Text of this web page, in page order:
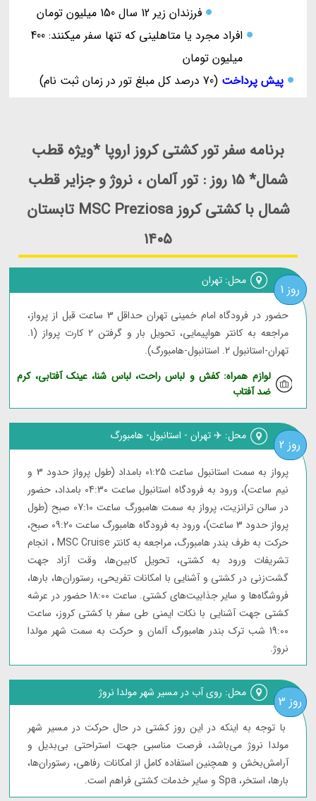
فرزندان زیر 12 سال 150 میلیون تومان
افراد مجرد یا متاهلینی که تنها سفر میکنند: 400
میلیون تومان
پیش پرداخت (70 درصد کل مبلغ تور در زمان ثبت نام)
برنامه سفر تور کشتی کروز اروپا *ویژه قطب
شمال* 15 روز : تور آلمان ، نروژ و جزایر قطب
شمال با کشتی کروز MSC Preziosa تابستان
۱۴۰۵
روز 1
محل: تهران
حضور در فرودگاه امام خمینی تهران حداقل 3 ساعت قبل از پرواز،
مراجعه به کانتر هواپیمایی، تحویل بار و گرفتن 2 کارت پرواز (1.
تهران-استانبول 2. استانبول-هامبورگ).
لوازم همراه: کفش و لباس راحت، لباس شنا، عینک آفتابی، کرم
ضد آفتاب
روز 2
محل: ✈️ تهران - استانبول- هامبورگ
پرواز به سمت استانبول ساعت 01:25 بامداد (طول پرواز حدود 3 و
نیم ساعت)، ورود به فرودگاه استانبول ساعت 04:30 بامداد، حضور
در سالن ترانزیت، پرواز به سمت هامبورگ ساعت 07:10 صبح (طول
پرواز حدود 3 ساعت)، ورود به فرودگاه هامبورگ ساعت 09:20 صبح،
حرکت به طرف بندر هامبورگ، مراجعه به کانتر MSC Cruise ، انجام
تشریفات ورود به کشتی، تحویل کابین‌ها، وقت آزاد جهت
گشت‌زنی در کشتی و آشنایی با امکانات تفریحی، رستوران‌ها، بارها،
فروشگاه‌ها و سایر جذابیت‌های کشتی. ساعت 18:00 حضور در عرشه
کشتی جهت آشنایی با نکات ایمنی طی سفر با کشتی کروز، ساعت
19:00 شب ترک بندر هامبورگ آلمان و حرکت به سمت شهر مولدا
نروژ.
روز 3
محل: روی آب در مسیر شهر مولدا نروژ
با توجه به اینکه در این روز کشتی در حال حرکت در مسیر شهر
مولدا نروژ می‌باشد، فرصت مناسبی جهت استراحتی بی‌بدیل و
آرامش‌بخش و همچنین استفاده کامل از امکانات رفاهی، رستوران‌ها،
بارها، استخر، Spa و سایر خدمات کشتی فراهم است.